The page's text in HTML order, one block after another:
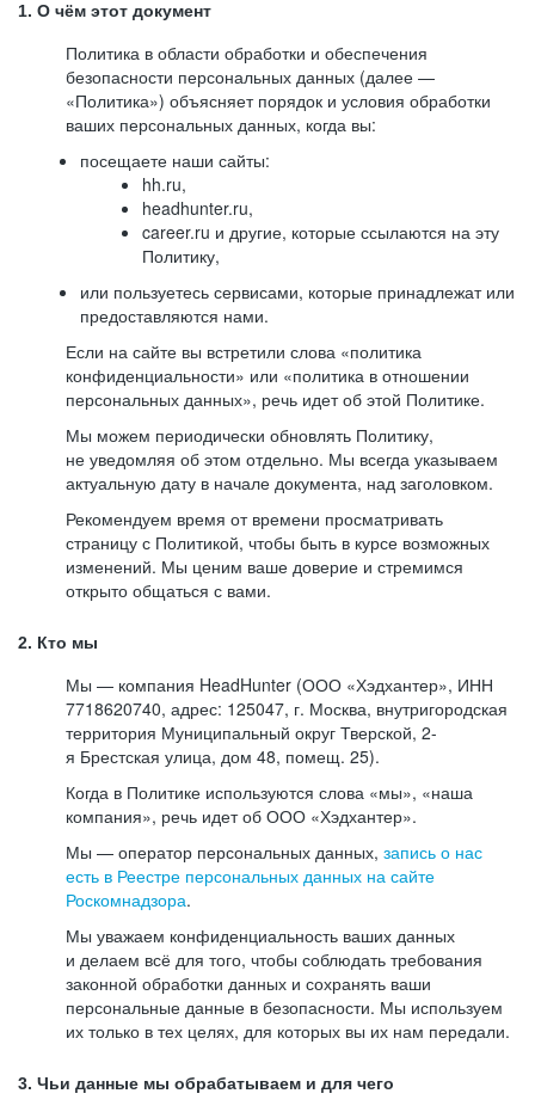
1. О чём этот документ
Политика в области обработки и обеспечения
безопасности персональных данных (далее —
«Политика») объясняет порядок и условия обработки
ваших персональных данных, когда вы:
посещаете наши сайты:
hh.ru,
headhunter.ru,
career.ru и другие, которые ссылаются на эту
Политику,
или пользуетесь сервисами, которые принадлежат или
предоставляются нами.
Если на сайте вы встретили слова «политика
конфиденциальности» или «политика в отношении
персональных данных», речь идет об этой Политике.
Мы можем периодически обновлять Политику,
не уведомляя об этом отдельно. Мы всегда указываем
актуальную дату в начале документа, над заголовком.
Рекомендуем время от времени просматривать
страницу с Политикой, чтобы быть в курсе возможных
изменений. Мы ценим ваше доверие и стремимся
открыто общаться с вами.
2. Кто мы
Мы — компания HeadHunter (ООО «Хэдхантер», ИНН
7718620740, адрес: 125047, г. Москва, внутригородская
территория Муниципальный округ Тверской, 2-
я Брестская улица, дом 48, помещ. 25).
Когда в Политике используются слова «мы», «наша
компания», речь идет об ООО «Хэдхантер».
Мы — оператор персональных данных, запись о нас
есть в Реестре персональных данных на сайте
Роскомнадзора.
Мы уважаем конфиденциальность ваших данных
и делаем всё для того, чтобы соблюдать требования
законной обработки данных и сохранять ваши
персональные данные в безопасности. Мы используем
их только в тех целях, для которых вы их нам передали.
3. Чьи данные мы обрабатываем и для чего